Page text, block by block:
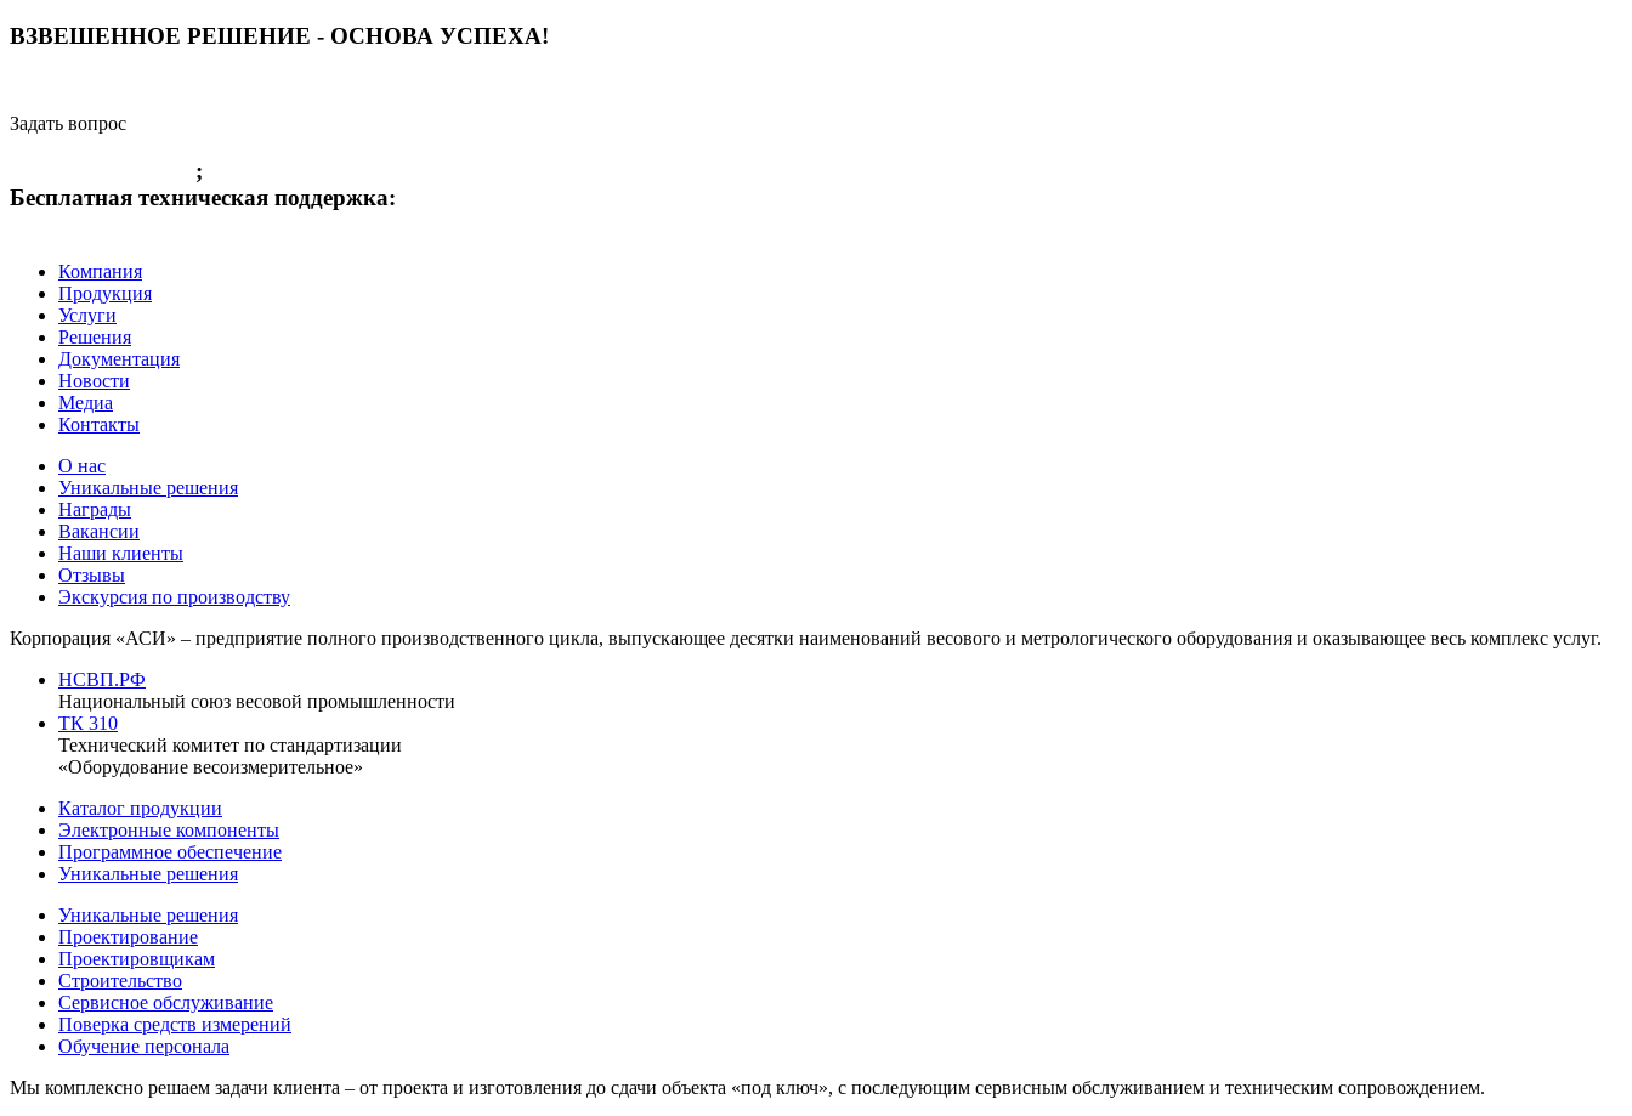
ВЗВЕШЕННОЕ РЕШЕНИЕ - ОСНОВА УСПЕХА!
Задать вопрос
;
Бесплатная техническая поддержка:
Компания
Продукция
Услуги
Решения
Документация
Новости
Медиа
Контакты
О нас
Уникальные решения
Награды
Вакансии
Наши клиенты
Отзывы
Экскурсия по производству
Корпорация «АСИ» – предприятие полного производственного цикла, выпускающее десятки наименований весового и метрологического оборудования и оказывающее весь комплекс услуг.
НСВП.РФ
Национальный союз весовой промышленности
ТК 310
Технический комитет по стандартизации
«Оборудование весоизмерительное»
Каталог продукции
Электронные компоненты
Программное обеспечение
Уникальные решения
Уникальные решения
Проектирование
Проектировщикам
Строительство
Сервисное обслуживание
Поверка средств измерений
Обучение персонала
Мы комплексно решаем задачи клиента – от проекта и изготовления до сдачи объекта «под ключ», с последующим сервисным обслуживанием и техническим сопровождением.